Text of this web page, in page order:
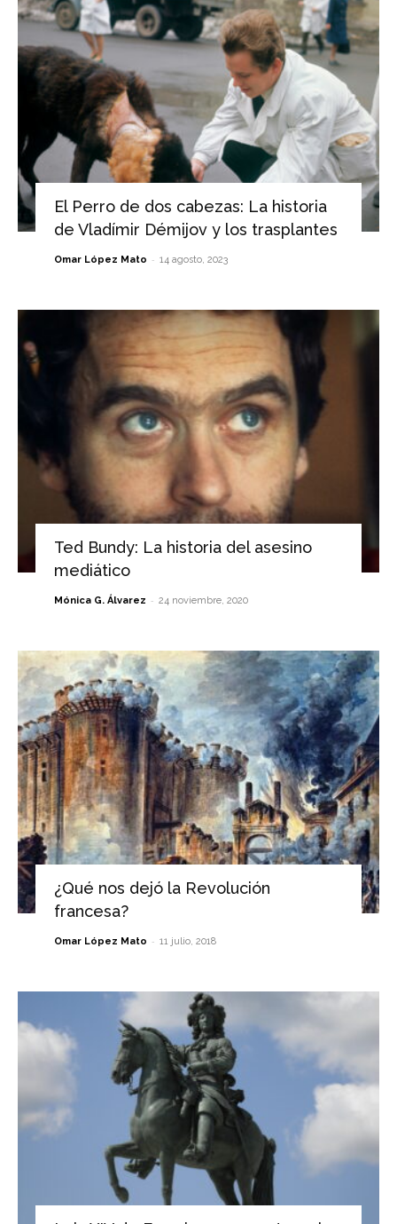
El Perro de dos cabezas: La historia
de Vladímir Démijov y los trasplantes
Omar López Mato - 14 agosto, 2023
Ted Bundy: La historia del asesino
mediático
Mónica G. Álvarez - 24 noviembre, 2020
¿Qué nos dejó la Revolución
francesa?
Omar López Mato - 11 julio, 2018